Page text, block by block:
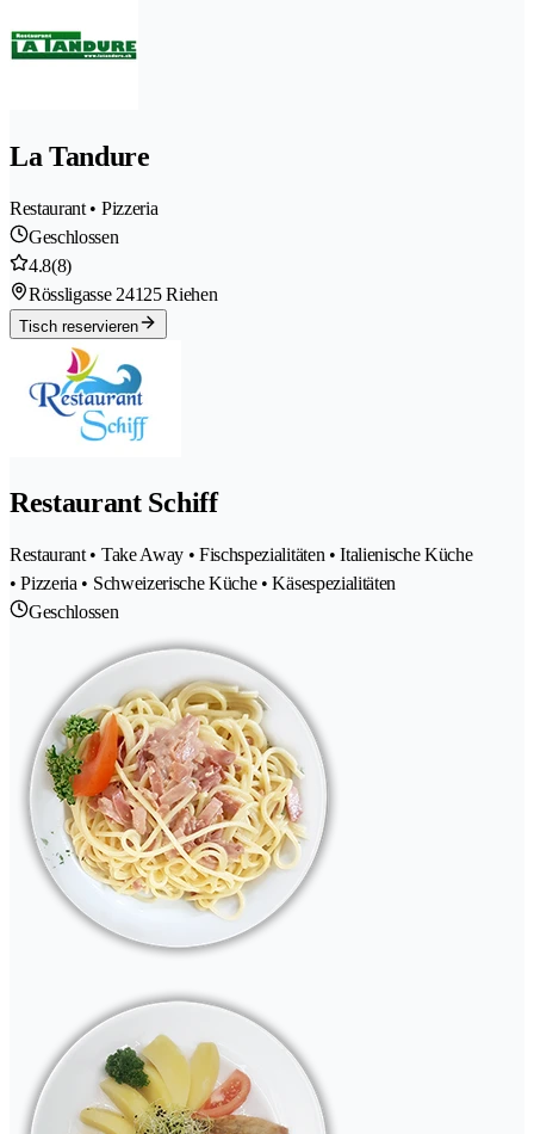
La Tandure
Restaurant • Pizzeria
Geschlossen
4.8(8)
Rössligasse 24125 Riehen
Tisch reservieren
Restaurant Schiff
Restaurant • Take Away • Fischspezialitäten • Italienische Küche
• Pizzeria • Schweizerische Küche • Käsespezialitäten
Geschlossen